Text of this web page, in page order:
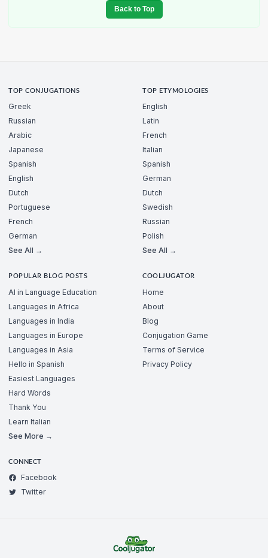
Back to Top
TOP CONJUGATIONS
Greek
Russian
Arabic
Japanese
Spanish
English
Dutch
Portuguese
French
German
See All →
TOP ETYMOLOGIES
English
Latin
French
Italian
Spanish
German
Dutch
Swedish
Russian
Polish
See All →
POPULAR BLOG POSTS
AI in Language Education
Languages in Africa
Languages in India
Languages in Europe
Languages in Asia
Hello in Spanish
Easiest Languages
Hard Words
Thank You
Learn Italian
See More →
COOLJUGATOR
Home
About
Blog
Conjugation Game
Terms of Service
Privacy Policy
CONNECT
Facebook
Twitter